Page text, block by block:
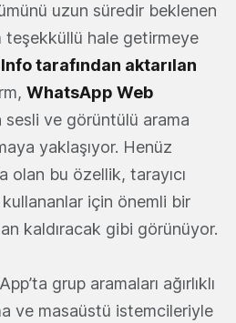
uzun süredir beklenen
teşekküllü hale getirmeye
tarafından aktarılan
WhatsApp Web
ve görüntülü arama
yaklaşıyor. Henüz
olan bu özellik, tarayıcı
için önemli bir
kaldıracak gibi görünüyor.
grup aramaları ağırlıklı
ve masaüstü istemcileriyle